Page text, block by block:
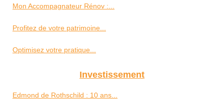
Mon Accompagnateur Rénov :...
Profitez de votre patrimoine...
Optimisez votre pratique...
Investissement
Edmond de Rothschild : 10 ans...